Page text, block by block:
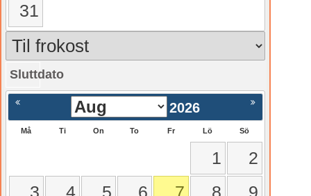
31
Sluttdato
Nästa >
2026
Må Ti On To Fr Lö Sö
1
2
3
4 5 6 7 8 9